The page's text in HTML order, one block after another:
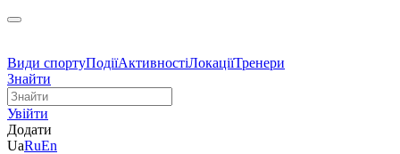
Види спортуПодіїАктивностіЛокаціїТренери
Знайти
Увійти
Додати
UaRuEn